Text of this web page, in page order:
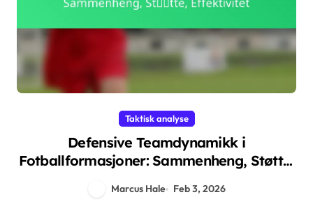
Taktisk analyse
Defensive Teamdynamikk i
Fotballformasjoner: Sammenheng, Støtte,
Marcus Hale Feb 3, 2026